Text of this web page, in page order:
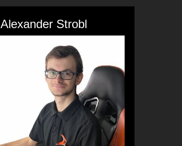
Alexander Strobl